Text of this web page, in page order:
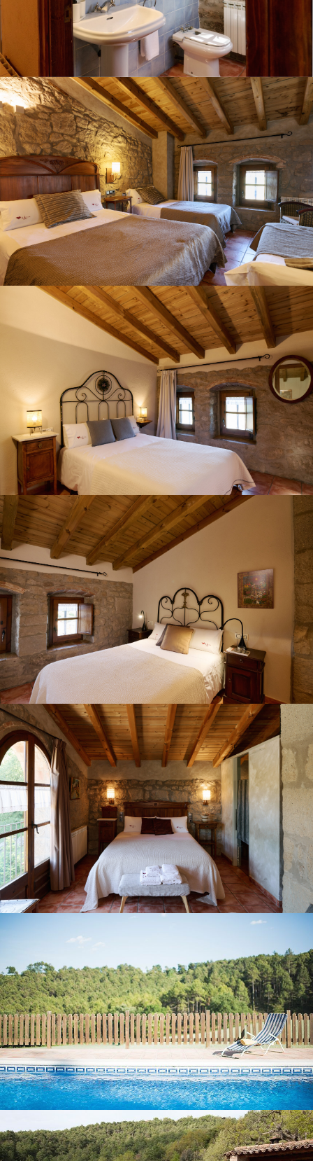
CHAMBRE 3
CHAMBRE 4
CHAMBRE 5
CHAMBRE 6
JARDIN ET PISCINE EXTÉRIEURE
PORCHE AVEC BARBECUE